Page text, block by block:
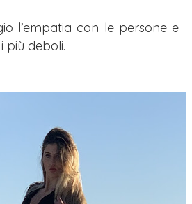
l’empatia con le persone e
più deboli.